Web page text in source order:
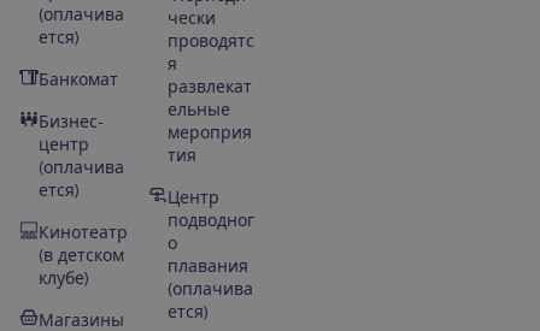
(оплачива
ется)
Банкомат
Бизнес-
центр
(оплачива
ется)
Кинотеатр
(в детском
клубе)
Магазины
чески
проводятс
я
развлекат
ельные
мероприя
тия
Центр
подводног
о
плавания
(оплачива
ется)